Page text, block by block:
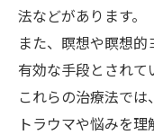
法などがあります。
また、瞑想や瞑想
有効な手段とされて
これらの治療法で
トラウマや悩みを理